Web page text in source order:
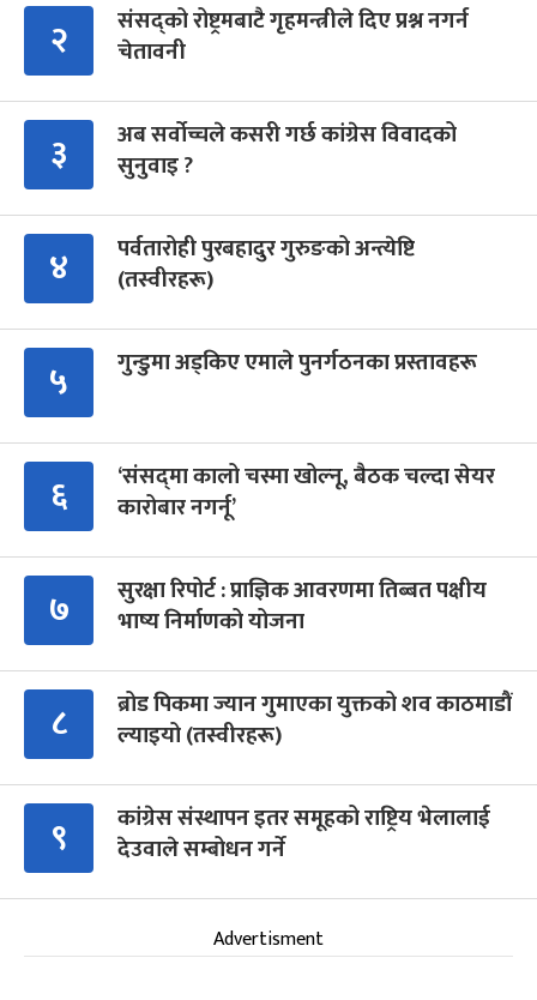
२
संसद्को रोष्ट्रमबाटै गृहमन्त्रीले दिए प्रश्न नगर्न
चेतावनी
३
अब सर्वोच्चले कसरी गर्छ कांग्रेस विवादको
सुनुवाइ ?
४
पर्वतारोही पुरबहादुर गुरुङको अन्त्येष्टि
(तस्वीरहरू)
५ गुन्डुमा अड्किए एमाले पुनर्गठनका प्रस्तावहरू
६
‘संसद्‍मा कालो चस्मा खोल्नू, बैठक चल्दा सेयर
कारोबार नगर्नू’
७
सुरक्षा रिपोर्ट : प्राज्ञिक आवरणमा तिब्बत पक्षीय
भाष्य निर्माणको योजना
८
ब्रोड पिकमा ज्यान गुमाएका युक्तको शव काठमाडौं
ल्याइयो (तस्वीरहरू)
९
कांग्रेस संस्थापन इतर समूहको राष्ट्रिय भेलालाई
देउवाले सम्बोधन गर्ने
Advertisment